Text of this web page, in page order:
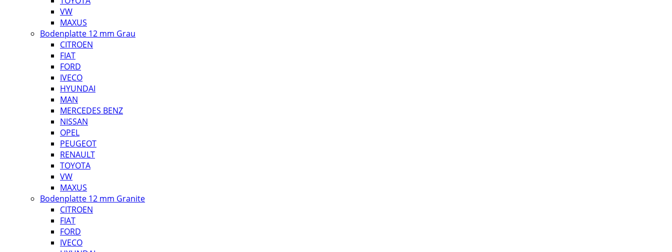
VW
MAXUS
Bodenplatte 12 mm Grau
CITROEN
FIAT
FORD
IVECO
HYUNDAI
MAN
MERCEDES BENZ
NISSAN
OPEL
PEUGEOT
RENAULT
TOYOTA
VW
MAXUS
Bodenplatte 12 mm Granite
CITROEN
FIAT
FORD
IVECO